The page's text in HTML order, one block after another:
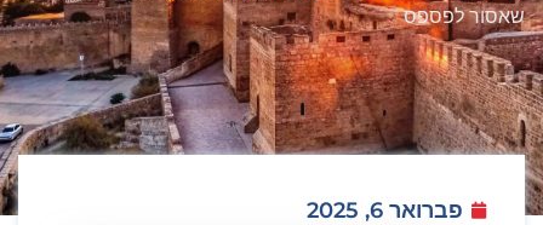
שאסור לפספס
פברואר 6, 2025